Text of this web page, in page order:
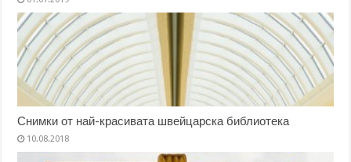
Снимки от най-красивата швейцарска библиотека
10.08.2018